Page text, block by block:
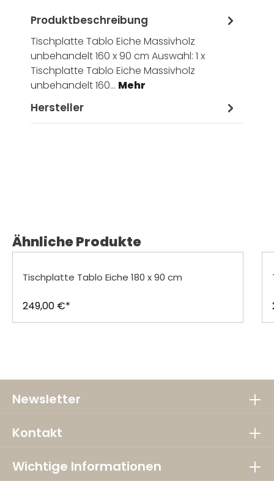
Produktbeschreibung
Tischplatte Tablo Eiche Massivholz
unbehandelt 160 x 90 cm Auswahl: 1 x
Tischplatte Tablo Eiche Massivholz
unbehandelt 160… Mehr
Hersteller
Produktgalerie überspringen
Ähnliche Produkte
Tischplatte Tablo Eiche 180 x 90 cm
249,00 €*
Newsletter
Kontakt
Wichtige Informationen